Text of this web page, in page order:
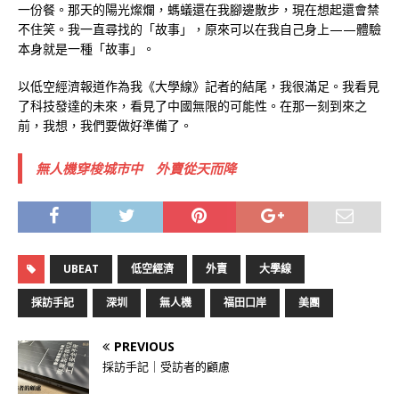
一份餐。那天的陽光燦爛，螞蟻還在我腳邊散步，現在想起還會禁
不住笑。我一直尋找的「故事」，原來可以在我自己身上——體驗
本身就是一種「故事」。
以低空經濟報道作為我《大學線》記者的結尾，我很滿足。我看見
了科技發達的未來，看見了中國無限的可能性。在那一刻到來之
前，我想，我們要做好準備了。
無人機穿梭城市中 外賣從天而降
UBEAT 低空經濟 外賣 大學線
採訪手記 深圳 無人機 福田口岸 美團
PREVIOUS
採訪手記｜受訪者的顧慮